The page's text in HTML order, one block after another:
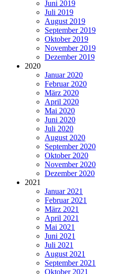
Juni 2019
Juli 2019
August 2019
September 2019
Oktober 2019
November 2019
Dezember 2019
2020
Januar 2020
Februar 2020
März 2020
April 2020
Mai 2020
Juni 2020
Juli 2020
August 2020
September 2020
Oktober 2020
November 2020
Dezember 2020
2021
Januar 2021
Februar 2021
März 2021
April 2021
Mai 2021
Juni 2021
Juli 2021
August 2021
September 2021
Oktober 2021